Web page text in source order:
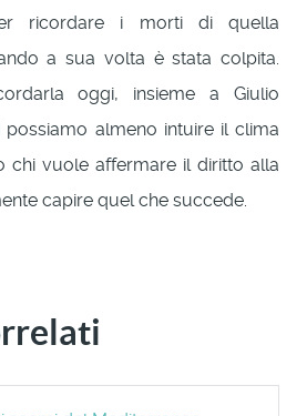
ricordare i morti di quella
a sua volta è stata colpita.
oggi, insieme a Giulio
possiamo almeno intuire il clima
chi vuole affermare il diritto alla
capire quel che succede.